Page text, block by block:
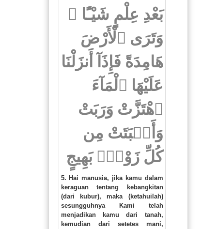
بَعْدِ عِلْمٍ شَيْـًٔا ۚ
وَتَرَى ٱلْأَرْضَ
هَامِدَةً فَإِذَآ أَنزَلْنَا
عَلَيْهَا ٱلْمَآءَ
ٱهْتَزَّتْ وَرَبَتْ
وَأَنۢبَتَتْ مِن
كُلِّ زَوْجٍۭ بَهِيجٍ
5. Hai manusia, jika kamu dalam
keraguan tentang kebangkitan
(dari kubur), maka (ketahuilah)
sesungguhnya Kami telah
menjadikan kamu dari tanah,
kemudian dari setetes mani,